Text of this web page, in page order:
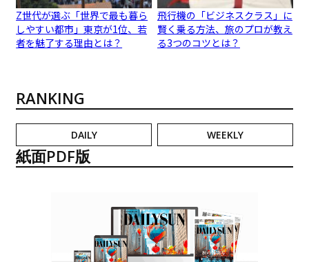
Z世代が選ぶ「世界で最も暮ら
しやすい都市」東京が1位、若
者を魅了する理由とは？
飛行機の「ビジネスクラス」に
賢く乗る方法、旅のプロが教え
る3つのコツとは？
RANKING
DAILY WEEKLY
紙面PDF版